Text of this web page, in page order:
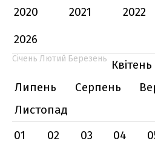
2020 2021 2022
2026
Січень Лютий Березень Квітень
Липень
Серпень
Листопад
01
02 03 04